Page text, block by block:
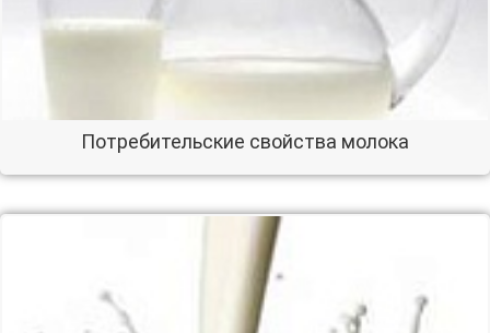
Потребительские свойства молока